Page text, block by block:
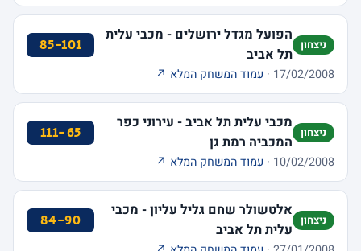
ניצחון
הפועל מגדל ירושלים - מכבי עלית
תל אביב
85-101
17/02/2008 · עמוד המשחק המלא ↗
ניצחון
מכבי עלית תל אביב - עירוני כפר
המכביה רמת גן
111-65
10/02/2008 · עמוד המשחק המלא ↗
ניצחון
אלטשולר שחם גליל עליון - מכבי
עלית תל אביב
84-90